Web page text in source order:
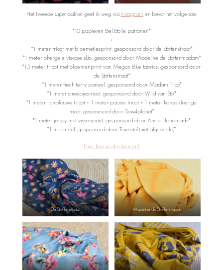
Het tweede superpakket geef ik weg via Instagram en bevat het volgende:
*10 papieren Bel’Etoile patronen*
+
*1 meter tricot met bloemetjesprint, gesponsord door de Stoffenstraat*
*1 meter okergele viscose slub, gesponsord door Madeline de Stoffenmadam*
*1.5 meter tricot met bloemenprint van Megan Blue fabrics, gesponsord door
de Stoffenstraat*
*1 meter frech terry paneel, gesponsord door Madam Trico*
*1 meter streepjestricot, gesponsord door Wild van Stof*
*1 meter lichtblauwe tricot + 1 meter paarse tricot + 1 meter koraalkleurige
tricot, gesponsord door Sew4planet*
*1 meter jersey met vissenprint, gesponsord door Ansje Handmade*
*1 meter stof, gesponsord door Toverstof (niet afgebeeld)*
Hier kan je deelnemen!
De Stoffenstraat Madeline de Stoffenmadam